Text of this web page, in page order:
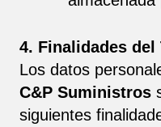
4. Finalidades del
Los datos
C&P Suministros
siguientes